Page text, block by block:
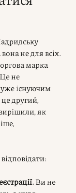
не для всіх.
марка
не
існуючим
другий,
як
Ви не